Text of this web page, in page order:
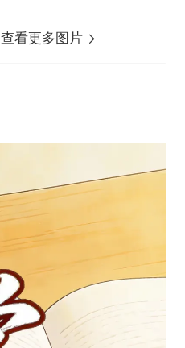
看更多图片